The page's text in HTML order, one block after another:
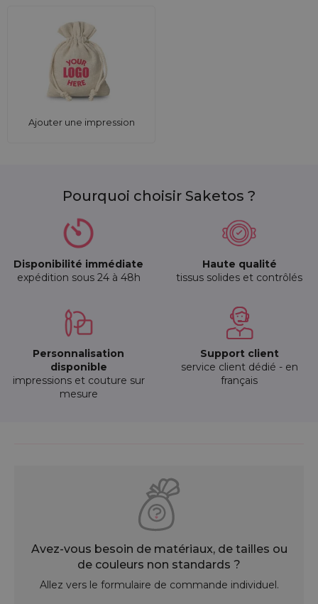
Ajouter une impression
Pourquoi choisir Saketos ?
Disponibilité immédiate
expédition sous 24 à 48h
Haute qualité
tissus solides et contrôlés
Personnalisation
disponible
impressions et couture sur
mesure
Support client
service client dédié - en
français
Avez-vous besoin de matériaux, de tailles ou
de couleurs non standards ?
Allez vers le formulaire de commande individuel.